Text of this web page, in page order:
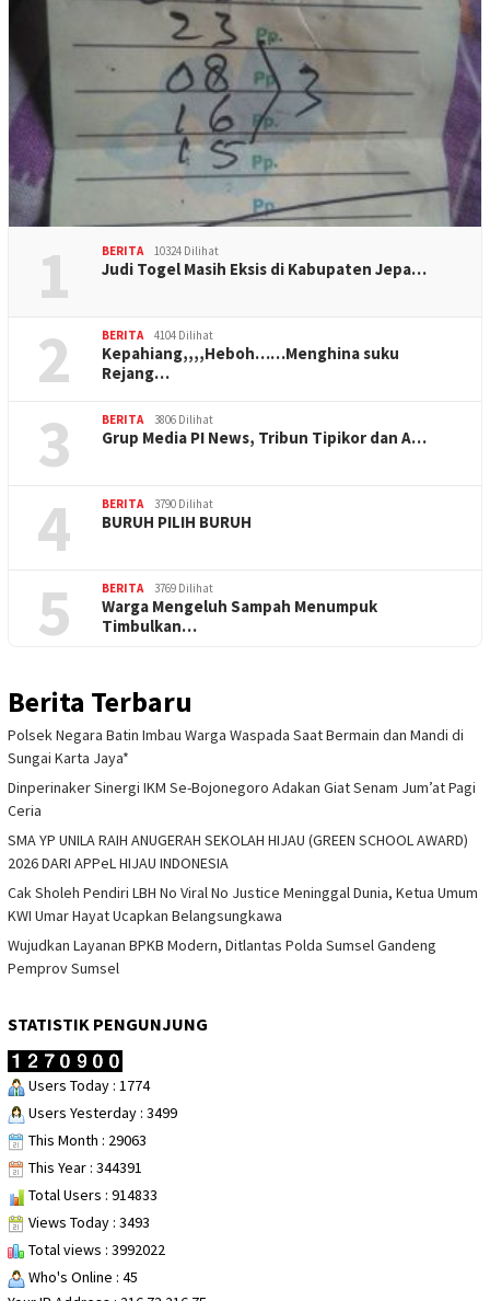
1 BERITA 10324 Dilihat
Judi Togel Masih Eksis di Kabupaten Jepa…
2 BERITA 4104 Dilihat
Kepahiang,,,,Heboh……Menghina suku
Rejang…
3 BERITA 3806 Dilihat
Grup Media PI News, Tribun Tipikor dan A…
4 BERITA 3790 Dilihat
BURUH PILIH BURUH
5 BERITA 3769 Dilihat
Warga Mengeluh Sampah Menumpuk
Timbulkan…
Berita Terbaru
Polsek Negara Batin Imbau Warga Waspada Saat Bermain dan Mandi di
Sungai Karta Jaya*
Dinperinaker Sinergi IKM Se-Bojonegoro Adakan Giat Senam Jum’at Pagi
Ceria
SMA YP UNILA RAIH ANUGERAH SEKOLAH HIJAU (GREEN SCHOOL AWARD)
2026 DARI APPeL HIJAU INDONESIA
Cak Sholeh Pendiri LBH No Viral No Justice Meninggal Dunia, Ketua Umum
KWI Umar Hayat Ucapkan Belangsungkawa
Wujudkan Layanan BPKB Modern, Ditlantas Polda Sumsel Gandeng
Pemprov Sumsel
STATISTIK PENGUNJUNG
Users Today : 1774
Users Yesterday : 3499
This Month : 29063
This Year : 344391
Total Users : 914833
Views Today : 3493
Total views : 3992022
Who's Online : 45